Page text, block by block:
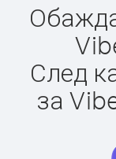
След
за